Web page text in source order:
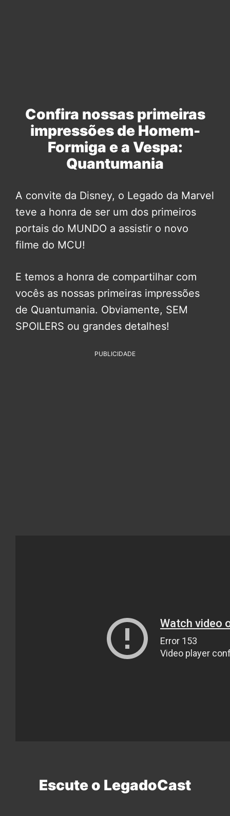
Confira nossas primeiras
impressões de Homem-
Formiga e a Vespa:
Quantumania
A convite da Disney, o Legado da Marvel
teve a honra de ser um dos primeiros
portais do MUNDO a assistir o novo
filme do MCU!
E temos a honra de compartilhar com
vocês as nossas primeiras impressões
de Quantumania. Obviamente, SEM
SPOILERS ou grandes detalhes!
PUBLICIDADE
Escute o LegadoCast